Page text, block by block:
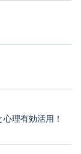
理有効活用！